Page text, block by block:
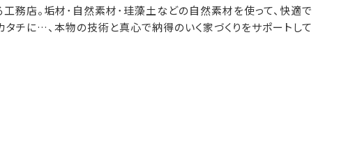
務店。垢材･自然素材･珪藻土などの自然素材を使って、快適で
チに…、本物の技術と真心で納得のいく家づくりをサポートして